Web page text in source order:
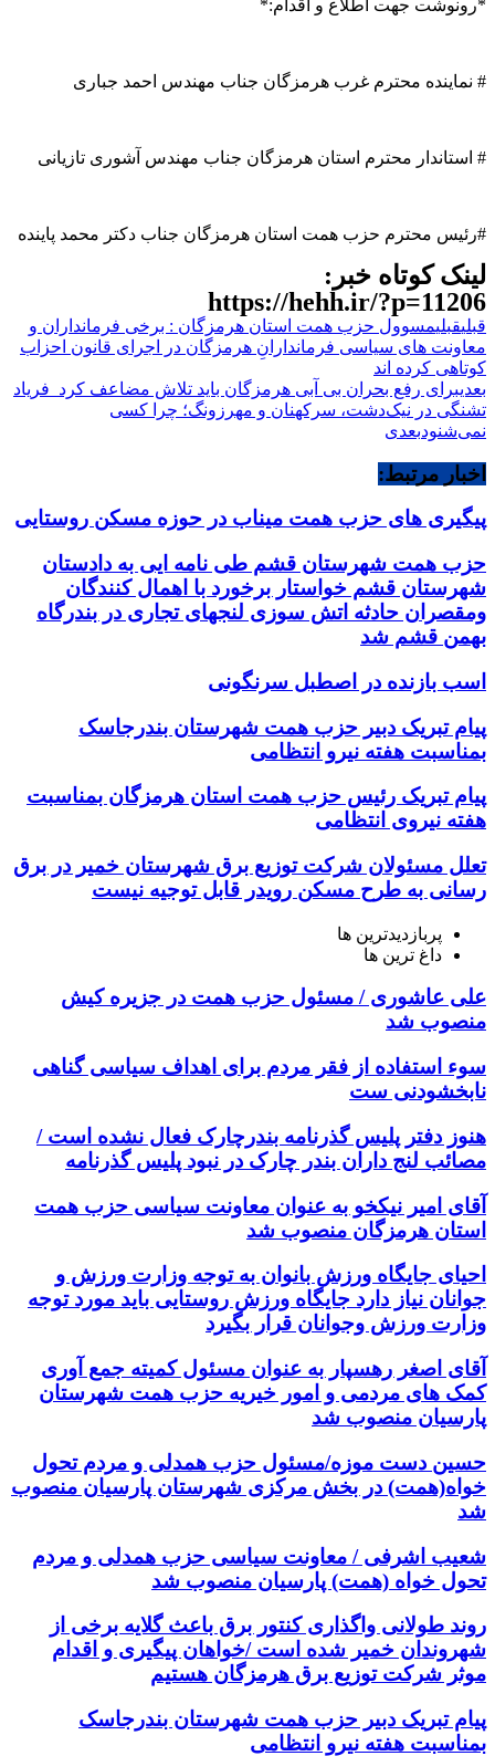
*رونوشت جهت اطلاع و اقدام:*
# نماینده محترم غرب هرمزگان جناب مهندس احمد جباری
# استاندار محترم استان هرمزگان جناب مهندس آشوری تازیانی
#رئیس محترم حزب همت استان هرمزگان جناب دکتر محمد پاینده
لینک کوتاه خبر:
https://hehh.ir/?p=11206
قبلیقبلیمسوول حزب همت استان هرمزگان : برخی فرمانداران و
معاونت های سیاسی فرماندارانِ هرمزگان در اجرای قانون احزاب
کوتاهی کرده اند
بعدیبرای رفع بحران بی آبی هرمزگان باید تلاش مضاعف کرد فریاد
تشنگی در نیک‌دشت، سرکهنان و مهرزونگ؛ چرا کسی
نمی‌شنودبعدی
اخبار مرتبط:
پیگیری های حزب همت میناب در حوزه مسکن روستایی
حزب همت شهرستان قشم طی نامه ایی به دادستان
شهرستان قشم خواستار برخورد با اهمال کنندگان
ومقصران حادثه اتش سوزی لنجهای تجاری در بندرگاه
بهمن قشم شد
اسب بازنده در اصطبل سرنگونی
پیام تبریک دبیر حزب همت شهرستان بندرجاسک
بمناسبت هفته نیرو انتظامی
پیام تبریک رئیس حزب همت استان هرمزگان بمناسبت
هفته نیروی انتظامی
تعلل مسئولان شرکت توزیع برق شهرستان خمیر در برق
رسانی به طرح مسکن رویدر قابل توجیه نیست
پربازدیدترین ها
داغ ترین ها
علی عاشوری / مسئول حزب همت در جزیره کیش
منصوب شد
سوء استفاده از فقر مردم برای اهداف سیاسی گناهی
نابخشودنی ست
هنوز دفتر پلیس گذرنامه بندرچارک فعال نشده است /
مصائب لنج داران بندر چارک در نبود پلیس گذرنامه
آقای امیر نیکخو به عنوان معاونت سیاسی حزب همت
استان هرمزگان منصوب شد
احیای جایگاه ورزش بانوان به توجه وزارت ورزش و
جوانان نیاز دارد جایگاه ورزش روستایی باید مورد توجه
وزارت ورزش وجوانان قرار بگیرد
آقای اصغر رهسپار به عنوان مسئول کمیته جمع آوری
کمک های مردمی و امور خیریه حزب همت شهرستان
پارسیان منصوب شد
حسین دست موزه/مسئول حزب همدلی و مردم تحول
خواه(همت) در بخش مرکزی شهرستان پارسیان منصوب
شد
شعیب اشرفی / معاونت سیاسی حزب همدلی و مردم
تحول خواه (همت) پارسیان منصوب شد
روند طولانی واگذاری کنتور برق باعث گلایه برخی از
شهروندان خمیر شده است /خواهان پیگیری و اقدام
موثر شرکت توزیع برق هرمزگان هستیم
پیام تبریک دبیر حزب همت شهرستان بندرجاسک
بمناسبت هفته نیرو انتظامی